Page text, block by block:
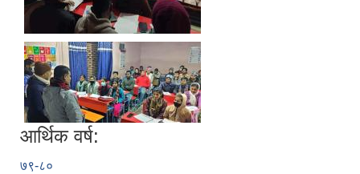
आर्थिक वर्ष:
७९-८०